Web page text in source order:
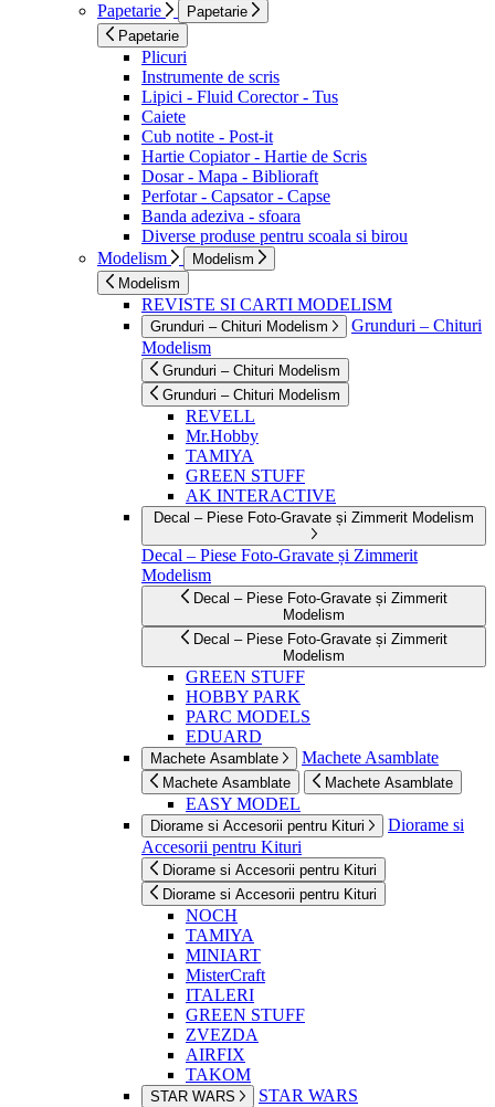
Papetarie
Papetarie
Papetarie
Plicuri
Instrumente de scris
Lipici - Fluid Corector - Tus
Caiete
Cub notite - Post-it
Hartie Copiator - Hartie de Scris
Dosar - Mapa - Biblioraft
Perfotar - Capsator - Capse
Banda adeziva - sfoara
Diverse produse pentru scoala si birou
Modelism
Modelism
Modelism
REVISTE SI CARTI MODELISM
Grunduri – Chituri Modelism
Grunduri – Chituri
Modelism
Grunduri – Chituri Modelism
Grunduri – Chituri Modelism
REVELL
Mr.Hobby
TAMIYA
GREEN STUFF
AK INTERACTIVE
Decal – Piese Foto-Gravate și Zimmerit Modelism
Decal – Piese Foto-Gravate și Zimmerit
Modelism
Decal – Piese Foto-Gravate și Zimmerit
Modelism
Decal – Piese Foto-Gravate și Zimmerit
Modelism
GREEN STUFF
HOBBY PARK
PARC MODELS
EDUARD
Machete Asamblate Machete Asamblate
Machete Asamblate Machete Asamblate
EASY MODEL
Diorame si Accesorii pentru Kituri
Diorame si
Accesorii pentru Kituri
Diorame si Accesorii pentru Kituri
Diorame si Accesorii pentru Kituri
NOCH
TAMIYA
MINIART
MisterCraft
ITALERI
GREEN STUFF
ZVEZDA
AIRFIX
TAKOM
STAR WARS STAR WARS